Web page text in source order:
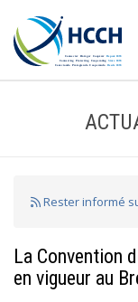
Rester informé
La Convention
en vigueur au